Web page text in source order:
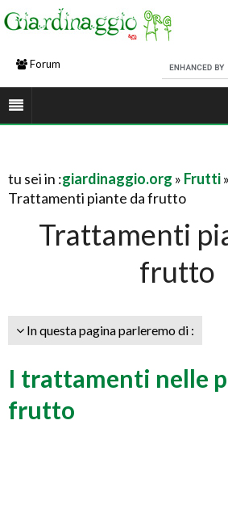
Forum
tu sei in :giardinaggio.org » Frutti»
Trattamenti piante da frutto
Trattamenti
frutto
In questa pagina parleremo di :
I trattamenti nelle
frutto